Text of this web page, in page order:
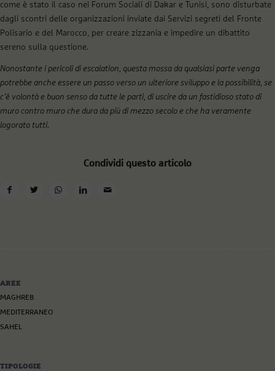
come è stato il caso nei Forum Sociali di Dakar e Tunisi, sono disturbate
dagli scontri delle organizzazioni inviate dai Servizi segreti del Fronte
Polisario e del Marocco, per creare zizzania e impedire un dibattito
sereno sulla questione.
Nonostante i pericoli di escalation, questa mossa da qualsiasi parte venga
potrebbe anche essere un passo verso un ulteriore sviluppo e la possibilità, se
c’è volontà e buon senso da tutte le parti, di uscire da un fastidioso stato di
muro contro muro che dura da più di mezzo secolo e che ha veramente
logorato tutti.
Condividi questo articolo
AREE
MAGHREB
MEDITERRANEO
SAHEL
TIPOLOGIE